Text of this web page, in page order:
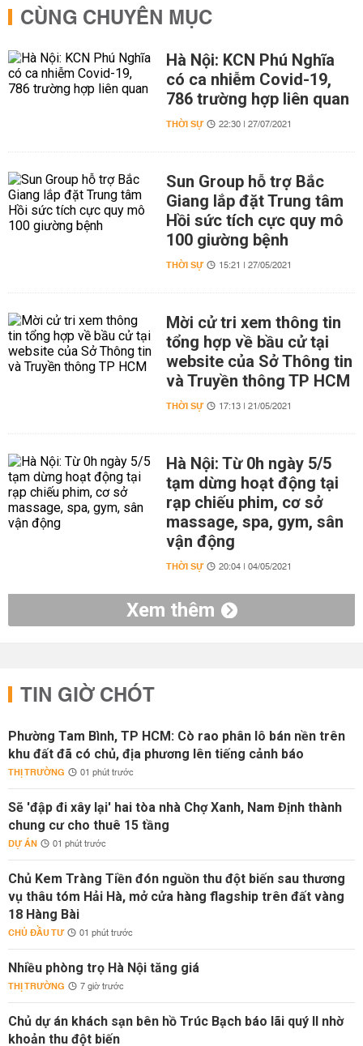
CÙNG CHUYÊN MỤC
Hà Nội: KCN Phú Nghĩa
có ca nhiễm Covid-19,
786 trường hợp liên quan
THỜI SỰ 22:30 | 27/07/2021
Sun Group hỗ trợ Bắc
Giang lắp đặt Trung tâm
Hồi sức tích cực quy mô
100 giường bệnh
THỜI SỰ 15:21 | 27/05/2021
Mời cử tri xem thông tin
tổng hợp về bầu cử tại
website của Sở Thông tin
và Truyền thông TP HCM
THỜI SỰ 17:13 | 21/05/2021
Hà Nội: Từ 0h ngày 5/5
tạm dừng hoạt động tại
rạp chiếu phim, cơ sở
massage, spa, gym, sân
vận động
THỜI SỰ 20:04 | 04/05/2021
Xem thêm
TIN GIỜ CHÓT
Phường Tam Bình, TP HCM: Cò rao phân lô bán nền trên
khu đất đã có chủ, địa phương lên tiếng cảnh báo
THỊ TRƯỜNG 01 phút trước
Sẽ 'đập đi xây lại' hai tòa nhà Chợ Xanh, Nam Định thành
chung cư cho thuê 15 tầng
DỰ ÁN 01 phút trước
Chủ Kem Tràng Tiền đón nguồn thu đột biến sau thương
vụ thâu tóm Hải Hà, mở cửa hàng flagship trên đất vàng
18 Hàng Bài
CHỦ ĐẦU TƯ 01 phút trước
Nhiều phòng trọ Hà Nội tăng giá
THỊ TRƯỜNG 7 giờ trước
Chủ dự án khách sạn bên hồ Trúc Bạch báo lãi quý II nhờ
khoản thu đột biến